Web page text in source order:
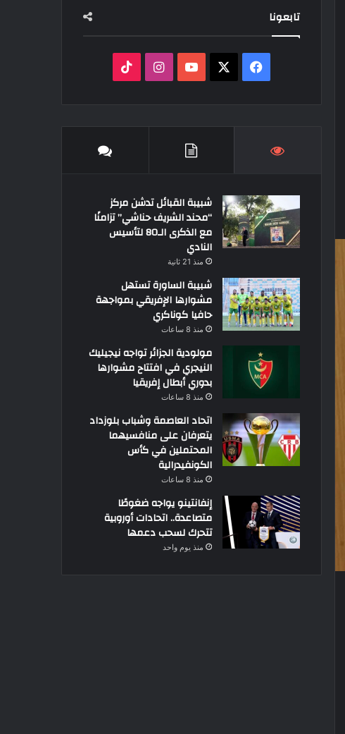
تابعونا
فيسبوك ‫YouTubeانستقرام
شبيبة القبائل تدشن مركز
“محند الشريف حناشي” تزامنًا
مع الذكرى الـ80 لتأسيس
النادي
منذ 21 ثانية
شبيبة الساورة تستهل
مشوارها الإفريقي بمواجهة
حافيا كوناكري
منذ 8 ساعات
مولودية الجزائر تواجه نيجيليك
النيجري في افتتاح مشوارها
بدوري أبطال إفريقيا
منذ 8 ساعات
اتحاد العاصمة وشباب بلوزداد
يتعرفان على منافسيهما
المحتملين في كأس
الكونفيدرالية
منذ 8 ساعات
إنفانتينو يواجه ضغوطًا
متصاعدة.. اتحادات أوروبية
تتحرك لسحب دعمها
منذ يوم واحد